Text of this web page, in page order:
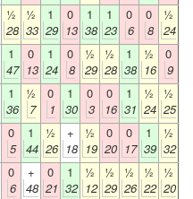
½
28
½
33
1
29
0
13
1
38
1
23
0
6
0
8
½
24
1
47
0
13
1
24
0
8
½
29
½
28
1
38
½
16
0
9
1
36
½
7
0
1
1
30
0
3
0
16
1
31
½
24
½
25
0
5
1
44
½
26
+
18
½
19
0
20
0
17
1
39
½
32
0
6
+
48
0
21
1
32
½
12
½
29
½
26
½
22
½
20